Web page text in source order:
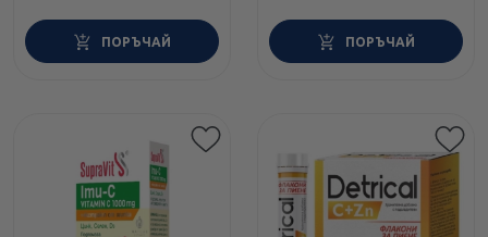
ПОРЪЧАЙ ПОРЪЧАЙ